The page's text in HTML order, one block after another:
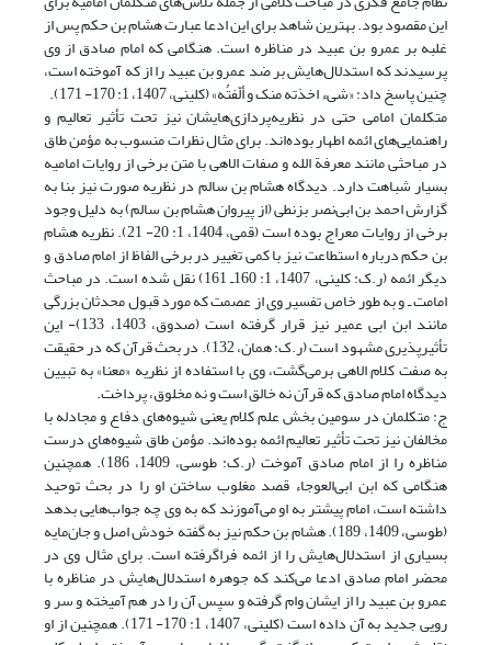
این مقصود بود. بهترین شاهد برای این ادعا عبارت هشام بن حکم پس از
غلبه بر عمرو بن عبید در مناظره است. هنگامی که امام صادق از وی
پرسیدند که استدلال‌هایش بر ضد عمرو بن عبید را از که آموخته است،
چنین پاسخ داد: «شیء اخذته منک و ألّفتُه» (کلینی، 1407، 1: 170- 171).
متکلمان امامی حتی در نظریه‌پردازی‌هایشان نیز تحت تأثیر تعالیم و
راهنمایی‌های ائمه اطهار بوده‌اند. برای مثال نظرات منسوب به مؤمن طاق
در مباحثی مانند معرفة الله و صفات الاهی با متن برخی از روایات امامیه
بسیار شباهت دارد. دیدگاه هشام بن سالم در نظریه صورت نیز بنا به
گزارش احمد بن ابی‌نصر بزنطی (از پیروان هشام بن سالم) به دلیل وجود
برخی از روایات معراج بوده است (قمی، 1404، 1: 20- 21). نظریه هشام
بن حکم درباره استطاعت نیز با کمی تغییر در برخی الفاظ از امام صادق و
دیگر ائمه (ر.ک: کلینی، 1407، 1: 160ـ 161) نقل شده است. در مباحث
امامت ـ و به طور خاص تفسیر وی از عصمت که مورد قبول محدثان بزرگی
مانند ابن ابی عمیر نیز قرار گرفته است (صدوق، 1403، 133)- این
تأثیرپذیری مشهود است (ر.ک: همان، 132). در بحث قرآن که در حقیقت
به صفت کلام الاهی برمی‌گشت، وی با استفاده از نظریه «معنا» به تبیین
دیدگاه امام صادق که قرآن نه خالق است و نه مخلوق، پرداخت.
ج: متکلمان در سومین بخش علم کلام یعنی شیوه‌های دفاع و مجادله با
مخالفان نیز تحت تأثیر تعالیم ائمه بوده‌اند. مؤمن طاق شیوه‌های درست
مناظره را از امام صادق آموخت (ر.ک: طوسی، 1409، 186). همچنین
هنگامی که ابن ابی‌العوجاء قصد مغلوب ساختن او را در بحث توحید
داشته است، امام پیشتر به او می‌آموزند که به وی چه جواب‌هایی بدهد
(طوسی، 1409، 189). هشام بن حکم نیز به گفته خودش اصل و جان‌مایه
بسیاری از استدلا‌ل‌هایش را از ائمه فراگرفته است. برای مثال وی در
محضر امام صادق ادعا می‌کند که جوهره استدلال‌هایش در مناظره با
عمرو بن عبید را از ایشان وام گرفته و سپس آن را در هم‌ آمیخته و سر و
رویی جدید به آن داده است (کلینی، 1407، 1: 170- 171). همچنین از او